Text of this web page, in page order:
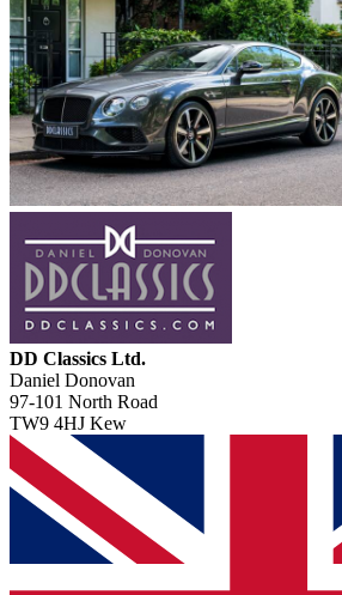
DD Classics Ltd.
Daniel Donovan
97-101 North Road
TW9 4HJ Kew